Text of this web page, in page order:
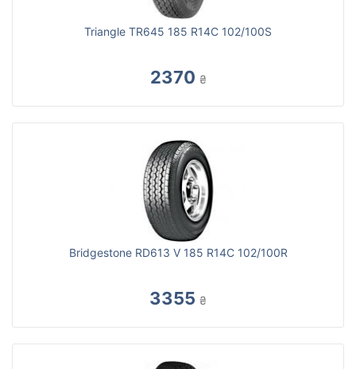
Triangle TR645 185 R14C 102/100S
2370 ₴
Bridgestone RD613 V 185 R14С 102/100R
3355 ₴